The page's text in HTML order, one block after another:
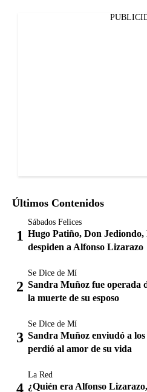
Últimos Contenidos
Sábados Felices
Hugo Patiño, Don
despiden a Alfonso Lizarazo
Se Dice de Mí
Sandra Muñoz fue operada
la muerte de su esposo
Se Dice de Mí
Sandra Muñoz enviudó a los
perdió al amor de su vida
La Red
¿Quién era Alfonso